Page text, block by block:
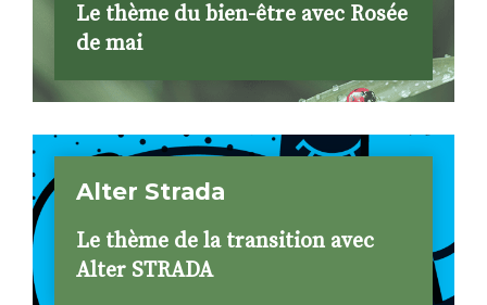
Le thème du bien-être avec Rosée
de mai
Alter Strada
Le thème de la transition avec
Alter STRADA